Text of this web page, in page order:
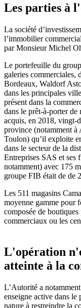
Les parties à
La société
l’immobilier
par Monsieur Michel
Le portefeuille du
galeries commerciales,
Bordeaux, Waldorf
dans les principales
présent dans la
dans le prêt-à-porter de
acquis, en 2018, vingt-
province (notamment à
Toulon) qu’il exploite
dans le secteur de la
Entreprises SAS et ses
notamment) avec 175
groupe FIB était de de
Les 511 magasins
moyenne gamme pour
composée de
commerciaux ou les
L'opération
atteinte à la
L’Autorité a
enseigne active dans
nature à restreindre la